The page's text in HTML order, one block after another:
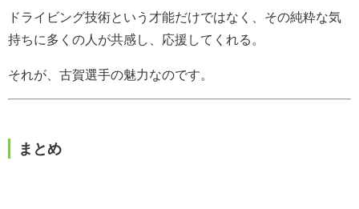
ドライビング技術という才能だけではなく、その純粋な気
持ちに多くの人が共感し、応援してくれる。
それが、古賀選手の魅力なのです。
まとめ